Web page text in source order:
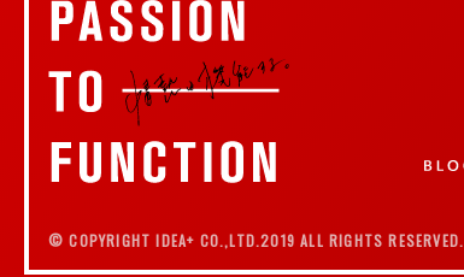
© COPYRIGHT IDEA+ CO.,LTD.2019 ALL RIGHTS RESERVED.